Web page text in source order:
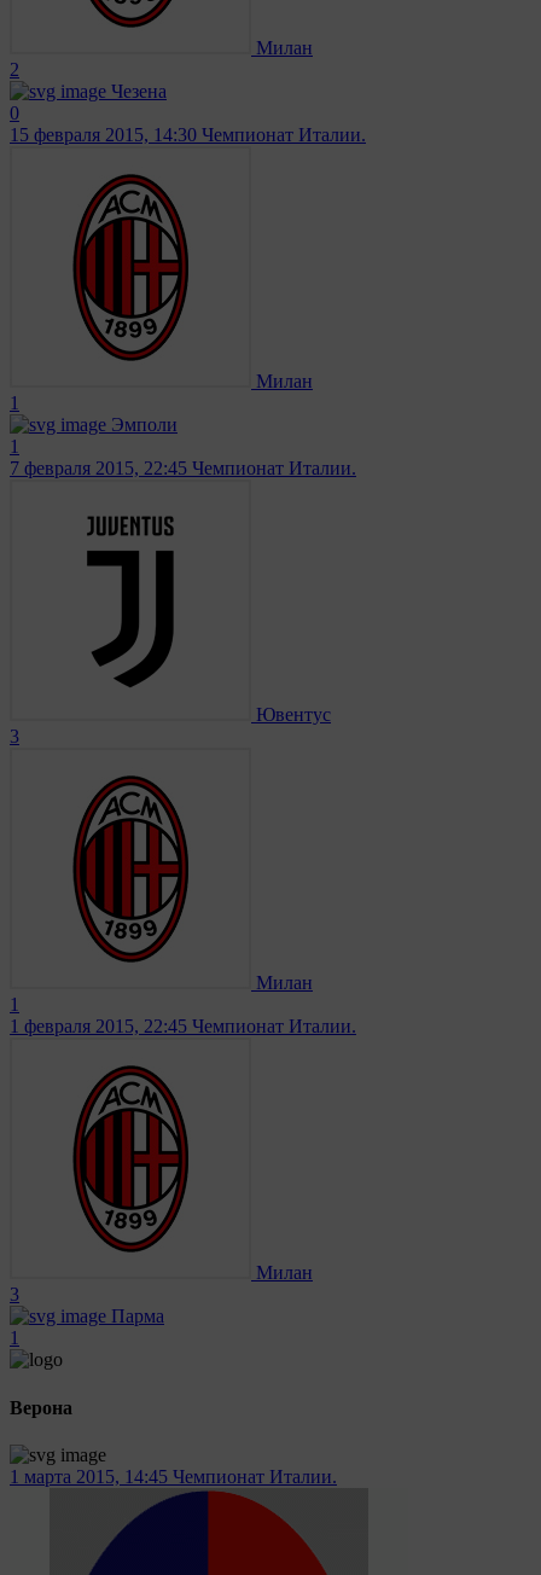
Милан
2
Чезена
0
15 февраля 2015, 14:30 Чемпионат Италии.
Милан
1
Эмполи
1
7 февраля 2015, 22:45 Чемпионат Италии.
Ювентус
3
Милан
1
1 февраля 2015, 22:45 Чемпионат Италии.
Милан
3
Парма
1
Верона
1 марта 2015, 14:45 Чемпионат Италии.